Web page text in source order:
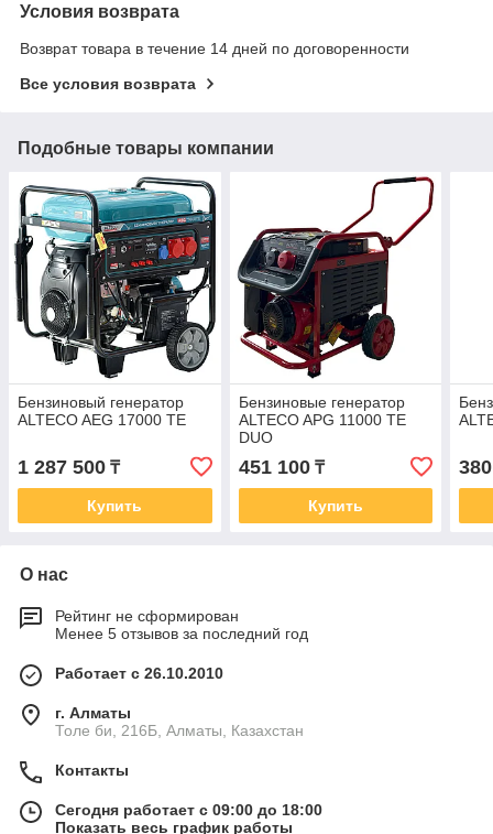
Условия возврата
Возврат товара в течение 14 дней по договоренности
Все условия возврата
Подобные товары компании
Бензиновый генератор
ALTECO AEG 17000 TE
1 287 500 ₸
Купить
Бензиновые генератор
ALTECO APG 11000 TE
DUO
451 100₸
Купить
О нас
Рейтинг не сформирован
Менее 5 отзывов за последний год
Работает с 26.10.2010
г. Алматы
Толе би, 216Б, Алматы, Казахстан
Контакты
Сегодня работает с 09:00 до 18:00
Показать весь график работы